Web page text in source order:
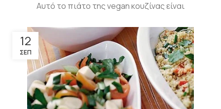
Αυτό το πιάτο της vegan κουζίνας είναι
12
ΣΕΠ